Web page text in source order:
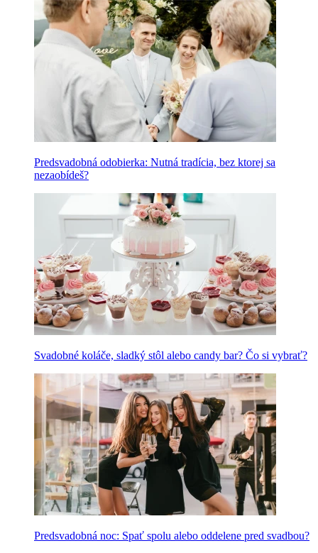
Predsvadobná odobierka: Nutná tradícia, bez ktorej sa
nezaobídeš?
Svadobné koláče, sladký stôl alebo candy bar? Čo si vybrať?
Predsvadobná noc: Spať spolu alebo oddelene pred svadbou?